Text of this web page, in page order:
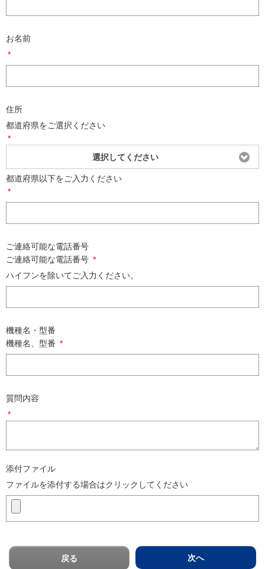
お名前
*
住所
都道府県をご選択ください
*
選択してください
都道府県以下をご入力ください
*
ご連絡可能な電話番号
ご連絡可能な電話番号 *
ハイフンを除いてご入力ください。
機種名・型番
機種名、型番 *
質問内容
*
添付ファイル
ファイルを添付する場合はクリックしてください
戻る 次へ